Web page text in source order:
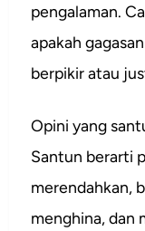
pengalaman.
apakah
berpikir atau
Opini yang
Santun berarti
merendahkan,
menghina, dan